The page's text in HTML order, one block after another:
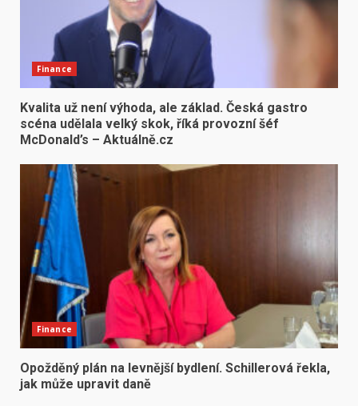
Finance
Kvalita už není výhoda, ale základ. Česká gastro
scéna udělala velký skok, říká provozní šéf
McDonald’s – Aktuálně.cz
Finance
Opožděný plán na levnější bydlení. Schillerová řekla,
jak může upravit daně